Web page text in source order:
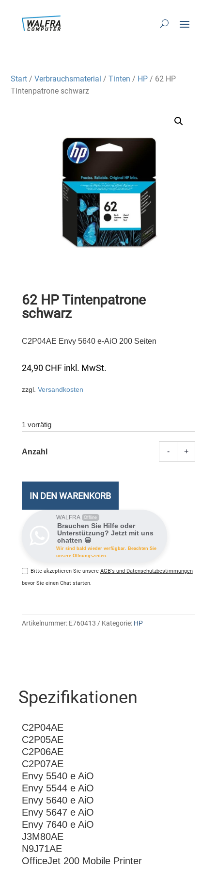
Start /Verbrauchsmaterial /Tinten / HP / 62 HP
Tintenpatrone schwarz
62 HP Tintenpatrone
schwarz
C2P04AE Envy 5640 e-AiO 200 Seiten
24,90 CHF inkl. MwSt.
zzgl. Versandkosten
1 vorrätig
- +
IN DEN WARENKORB
WALFRA Offline
Brauchen Sie Hilfe oder
Unterstützung? Jetzt mit uns
chatten 😀
Wir sind bald wieder verfügbar. Beachten Sie
unsere Öffnungszeiten.
Bitte akzeptieren Sie unsere AGB's und Datenschutzbestimmungen
bevor Sie einen Chat starten.
Artikelnummer: E760413 Kategorie: HP
Spezifikationen
C2P04AE
C2P05AE
C2P06AE
C2P07AE
Envy 5540 e AiO
Envy 5544 e AiO
Envy 5640 e AiO
Envy 5647 e AiO
Envy 7640 e AiO
J3M80AE
N9J71AE
OfficeJet 200 Mobile Printer